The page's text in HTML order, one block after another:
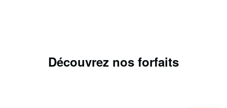
Découvrez nos forfaits